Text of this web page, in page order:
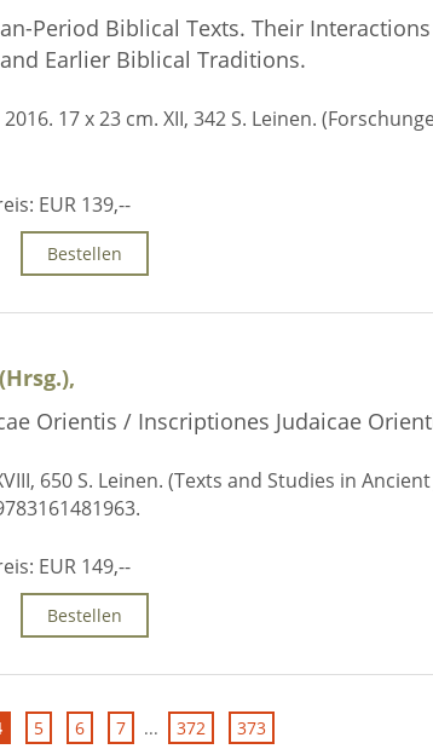
Period Biblical Texts. Their
Earlier Biblical Traditions.
17 x 23 cm. XII, 342 S. Leinen.
EUR 139,--
Bestellen
Orientis / Inscriptiones Judaicae
650 S. Leinen. (Texts and Studies in
EUR 149,--
Bestellen
5 6 7 ... 372 373